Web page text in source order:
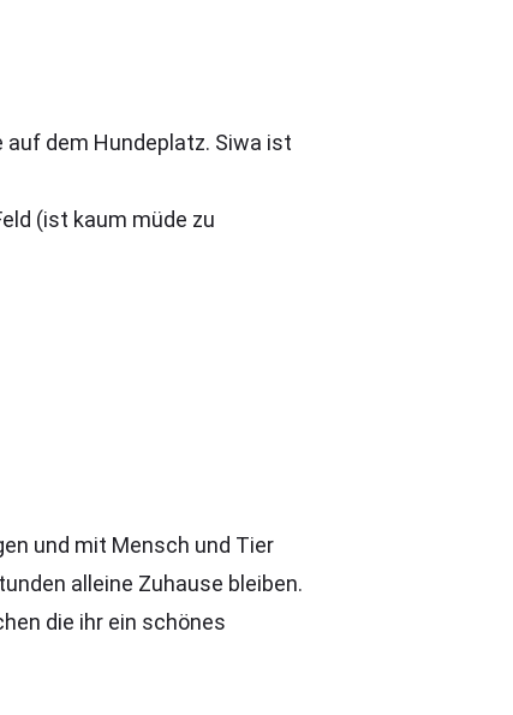
dem Hundeplatz. Siwa ist
(ist kaum müde zu
und mit Mensch und Tier
alleine Zuhause bleiben.
die ihr ein schönes